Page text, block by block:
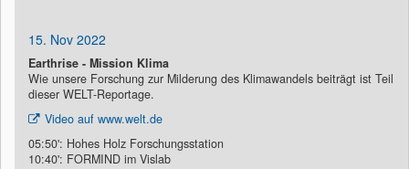
15. Nov 2022
Earthrise - Mission Klima
Wie unsere Forschung zur Milderung des Klimawandels beiträgt ist Teil
dieser WELT-Reportage.
Video auf www.welt.de
05:50': Hohes Holz Forschungsstation
10:40': FORMIND im Vislab